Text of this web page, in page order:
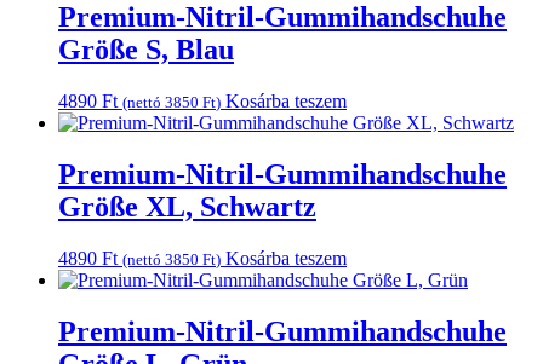
Premium-Nitril-Gummihandschuhe
Größe S, Blau
4890 Ft (nettó 3850 Ft) Kosárba teszem
Premium-Nitril-Gummihandschuhe
Größe XL, Schwartz
4890 Ft (nettó 3850 Ft) Kosárba teszem
Premium-Nitril-Gummihandschuhe